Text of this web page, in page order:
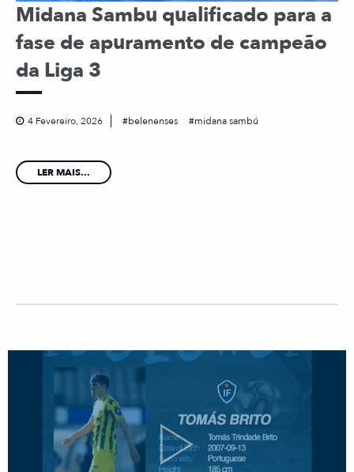
Midana Sambu qualificado para a
fase de apuramento de campeão
da Liga 3
4 Fevereiro, 2026 belenenses midana sambú
LER MAIS...